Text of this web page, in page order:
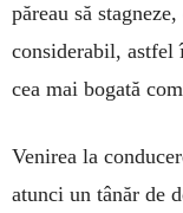
păreau să
considerabil, astfel
cea mai bogată
Venirea la
atunci un tânăr de